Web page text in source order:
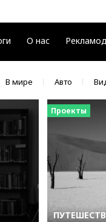
О нас
В мире Авто
Проекты